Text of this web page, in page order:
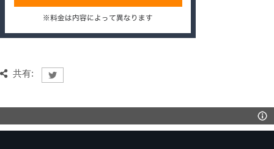
共有: